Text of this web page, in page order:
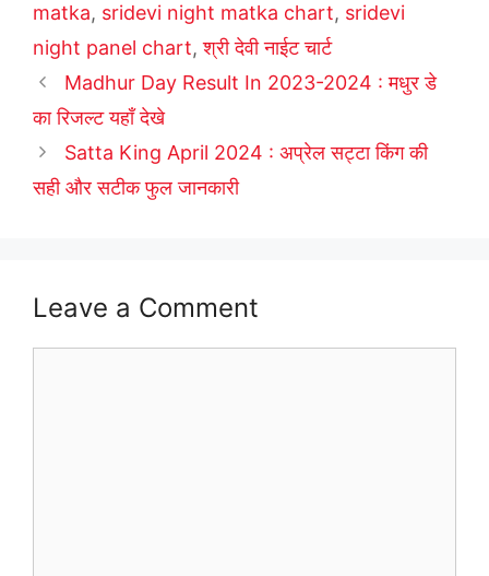
matka, sridevi night matka chart, sridevi
night panel chart,श्री देवी नाईट चार्ट
Madhur Day Result In 2023-2024 : मधुर डे
का रिजल्ट यहाँ देखे
Satta King April 2024 : अप्रेल सट्टा किंग की
सही और सटीक फुल जानकारी
Leave a Comment